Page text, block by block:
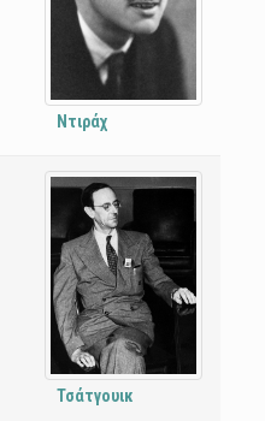
Ντιράχ
Τσάτγουικ